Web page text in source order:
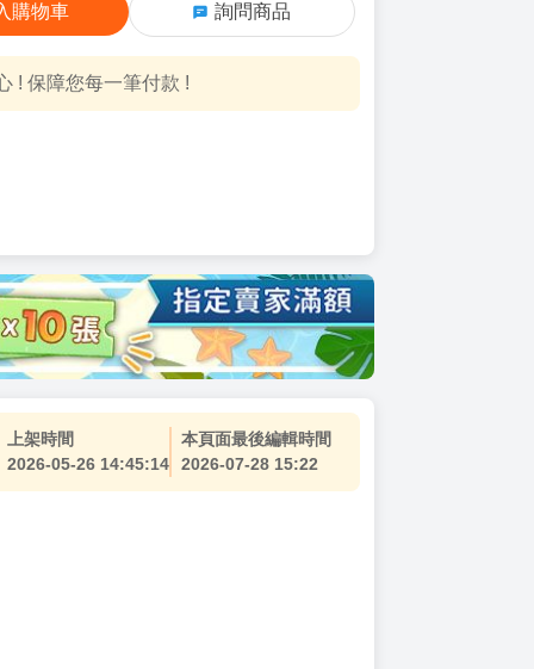
購物車 詢問商品
! 保障您每一筆付款 !